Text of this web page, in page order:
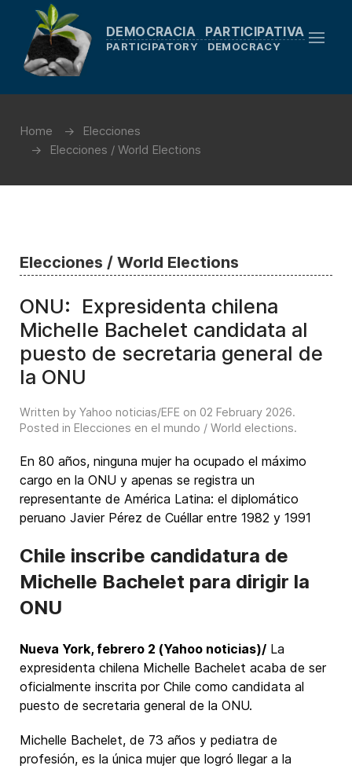
DEMOCRACIA PARTICIPATIVA
PARTICIPATORY DEMOCRACY
Home
Elecciones
Elecciones / World Elections
Elecciones / World Elections
ONU: Expresidenta chilena
Michelle Bachelet candidata al
puesto de secretaria general de
la ONU
Written by Yahoo noticias/EFE on 02 February 2026.
Posted in Elecciones en el mundo / World elections.
En 80 años, ninguna mujer ha ocupado el máximo
cargo en la ONU y apenas se registra un
representante de América Latina: el diplomático
peruano Javier Pérez de Cuéllar entre 1982 y 1991
Chile inscribe candidatura de
Michelle Bachelet para dirigir la
ONU
Nueva York, febrero 2 (Yahoo noticias)/ La
expresidenta chilena Michelle Bachelet acaba de ser
oficialmente inscrita por Chile como candidata al
puesto de secretaria general de la ONU.
Michelle Bachelet, de 73 años y pediatra de
profesión, es la única mujer que logró llegar a la